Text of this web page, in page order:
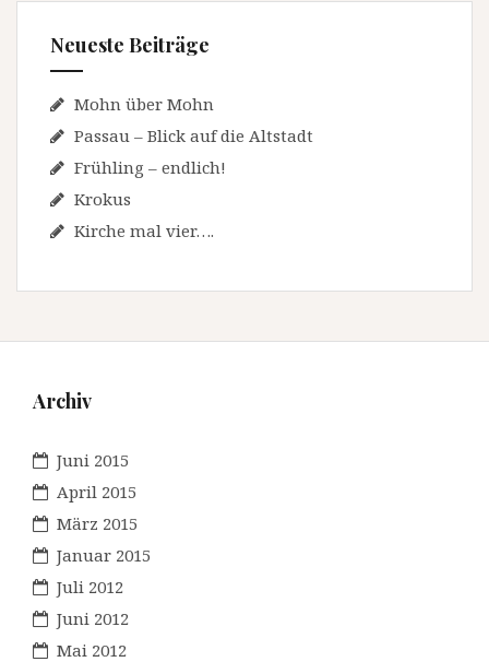
Neueste Beiträge
Mohn über Mohn
Passau – Blick auf die Altstadt
Frühling – endlich!
Krokus
Kirche mal vier….
Archiv
Juni 2015
April 2015
März 2015
Januar 2015
Juli 2012
Juni 2012
Mai 2012